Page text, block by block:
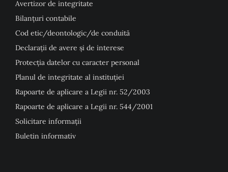
Avertizor de integritate
Bilanțuri contabile
Cod etic/deontologic/de conduită
Declarații de avere și de interese
Protecția datelor cu caracter personal
Planul de integritate al instituției
Rapoarte de aplicare a Legii nr. 52/2003
Rapoarte de aplicare a Legii nr. 544/2001
Solicitare informații
Buletin informativ